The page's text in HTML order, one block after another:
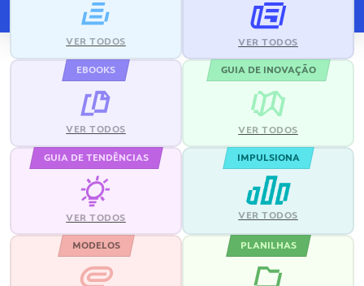
VER TODOS VER TODOS
EBOOKS
VER TODOS
GUIA DE INOVAÇÃO
VER TODOS
GUIA DE TENDÊNCIAS
VER TODOS
IMPULSIONA
VER TODOS
MODELOS PLANILHAS